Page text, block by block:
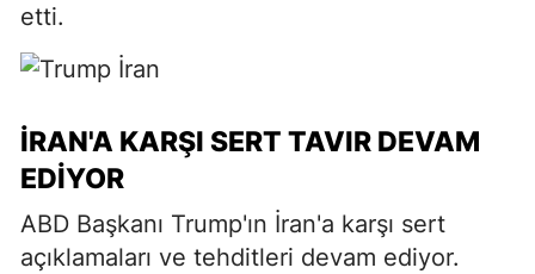
etti.
İRAN'A KARŞI SERT TAVIR DEVAM
EDIYOR
ABD Başkanı Trump'ın İran'a karşı sert
açıklamaları ve tehditleri devam ediyor.